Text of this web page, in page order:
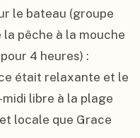
le bateau (groupe
pêche à la mouche
4 heures) :
était relaxante et le
libre à la plage
locale que Grace